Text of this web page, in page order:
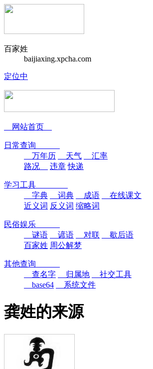
百家姓
baijiaxing.xpcha.com
定位中
网站首页
日常查询
万年历
天气
汇率
路况
违章 快递
学习工具
字典
词典 成语
在线课文
近义词 反义词 缩略词
民俗娱乐
谜语
谚语 对联
歇后语
百家姓 周公解梦
其他查询
查名字
归属地
社交工具
base64
系统文件
龚姓的来源